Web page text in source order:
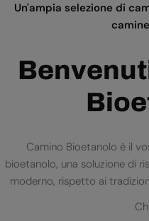
Un'ampia selezione di
Camino Bioetanolo è il
bioetanolo, una soluzione di
moderno, rispetto ai